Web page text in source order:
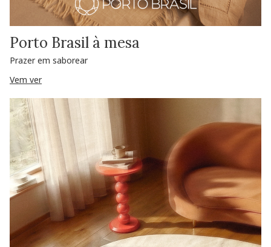
Porto Brasil à mesa
Prazer em saborear
Vem ver